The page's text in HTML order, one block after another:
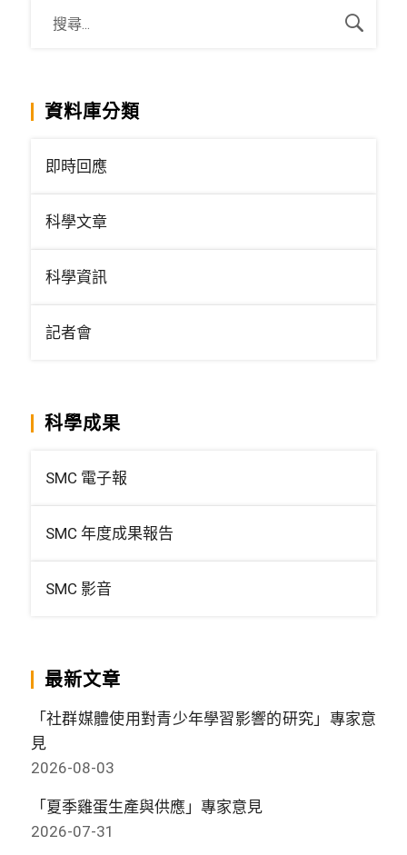
資料庫分類
即時回應
科學文章
科學資訊
記者會
科學成果
SMC 電子報
SMC 年度成果報告
SMC 影音
最新文章
「社群媒體使用對青少年學習影響的研究」專家意
見
2026-08-03
「夏季雞蛋生產與供應」專家意見
2026-07-31